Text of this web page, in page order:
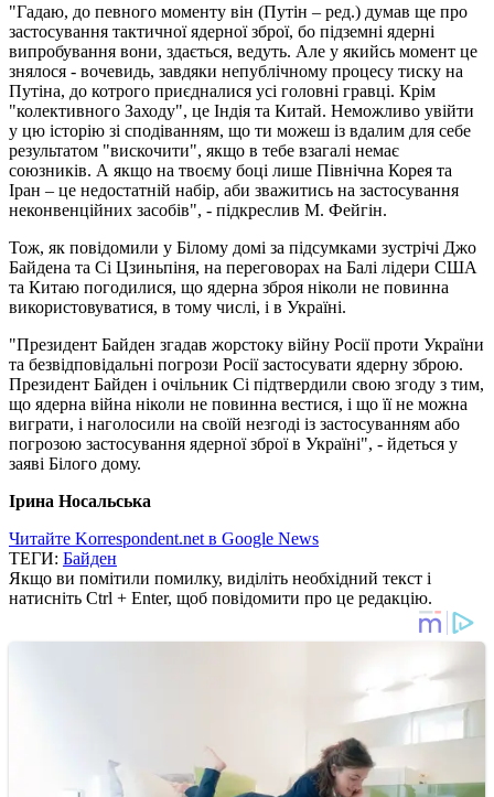
"Гадаю, до певного моменту він (Путін – ред.) думав ще про
застосування тактичної ядерної зброї, бо підземні ядерні
випробування вони, здається, ведуть. Але у якийсь момент це
знялося - вочевидь, завдяки непублічному процесу тиску на
Путіна, до котрого приєдналися усі головні гравці. Крім
"колективного Заходу", це Індія та Китай. Неможливо увійти
у цю історію зі сподіванням, що ти можеш із вдалим для себе
результатом "вискочити", якщо в тебе взагалі немає
союзників. А якщо на твоєму боці лише Північна Корея та
Іран – це недостатній набір, аби зважитись на застосування
неконвенційних засобів", - підкреслив М. Фейгін.
Тож, як повідомили у Білому домі за підсумками зустрічі Джо
Байдена та Сі Цзиньпіня, на переговорах на Балі лідери США
та Китаю погодилися, що ядерна зброя ніколи не повинна
використовуватися, в тому числі, і в Україні.
"Президент Байден згадав жорстоку війну Росії проти України
та безвідповідальні погрози Росії застосувати ядерну зброю.
Президент Байден і очільник Сі підтвердили свою згоду з тим,
що ядерна війна ніколи не повинна вестися, і що її не можна
виграти, і наголосили на своїй незгоді із застосуванням або
погрозою застосування ядерної зброї в Україні", - йдеться у
заяві Білого дому.
Ірина Носальська
Читайте Korrespondent.net в Google News
ТЕГИ: Байден
Якщо ви помітили помилку, виділіть необхідний текст і
натисніть Ctrl + Enter, щоб повідомити про це редакцію.